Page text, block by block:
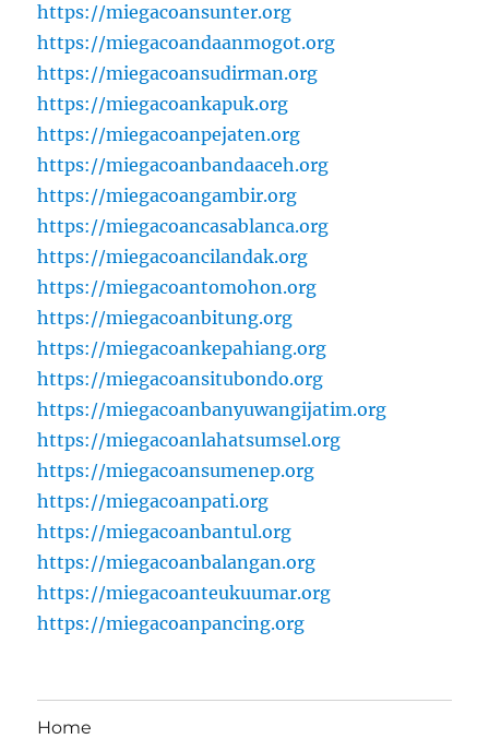
https://miegacoansunter.org
https://miegacoandaanmogot.org
https://miegacoansudirman.org
https://miegacoankapuk.org
https://miegacoanpejaten.org
https://miegacoanbandaaceh.org
https://miegacoangambir.org
https://miegacoancasablanca.org
https://miegacoancilandak.org
https://miegacoantomohon.org
https://miegacoanbitung.org
https://miegacoankepahiang.org
https://miegacoansitubondo.org
https://miegacoanbanyuwangijatim.org
https://miegacoanlahatsumsel.org
https://miegacoansumenep.org
https://miegacoanpati.org
https://miegacoanbantul.org
https://miegacoanbalangan.org
https://miegacoanteukuumar.org
https://miegacoanpancing.org
Home